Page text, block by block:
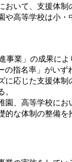
いて、支援体
や高等学校は小
業」の成果に
指名率」がい
応じた支援体
。
、高等学校に
な体制の整備を